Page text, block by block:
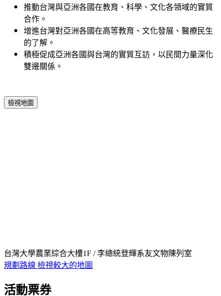
推動台灣與亞洲各國在教育、科學、文化各領域的實質
合作。
增進台灣對亞洲各國在高等教育、文化發展、醫療民生
的了解。
積極促成亞洲各國與台灣的實質互訪，以民間力量深化
雙邊關係。
檢視地圖
台灣大學農業綜合大樓1F / 李總統登輝系友文物陳列室
規劃路線 檢視較大的地圖
活動票券